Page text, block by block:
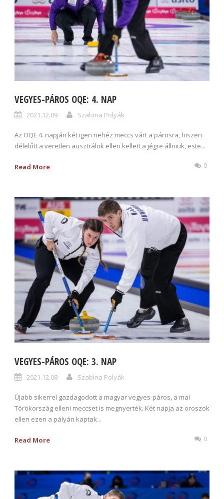
VEGYES-PÁROS OQE: 4. NAP
2021.12.09 Szabina Polyák
Az OQE 4. napján két igen nehéz meccs várt a párosra, hiszen
délelőtt a veretlen ausztrálok ellen kellett a jégre állniuk, este...
Read More 0
VEGYES-PÁROS OQE: 3. NAP
2021.12.08 Szabina Polyák
Újabb sikerrel gazdagodott a magyar vegyes-páros, a mai
Törökország elleni meccset is megnyerték. Két napja az oroszok
ellen ezen a pályán kaptak...
Read More 0